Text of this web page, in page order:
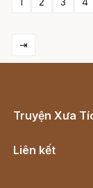
⇥
Truyện Xưa
Liên kết